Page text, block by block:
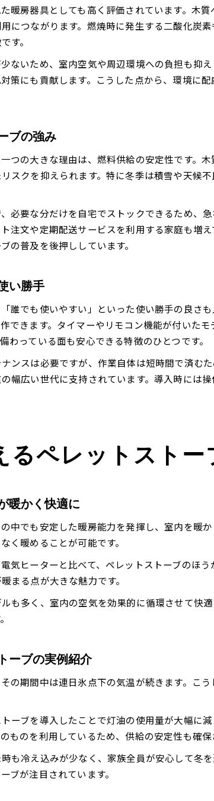
ペレットストーブと薪ストーブの
メンテナンス性で見るペレットス
ペレットストーブのランニングコ
暖房器具としても高く評価されています。木
につながります。燃焼時に発生する二酸化炭
す。
ないため、室内空気や周辺環境への負担も抑
策にも貢献します。こうした点から、環境に
ブの強み
つの大きな理由は、燃料供給の安定性です。
スクを抑えられます。特に冬季は積雪や天候
必要な分だけを自宅でストックできるため、
注文や定期配送サービスを利用する家庭も増
の普及を後押ししています。
い勝手
誰でも使いやすい」といった使い勝手の良さ
できます。タイマーやリモコン機能が付いた
っている面も安心できる特徴のひとつです。
ンスは必要ですが、作業自体は短時間で済む
幅広い世代に支持されています。導入時には
るペレットストー
暖かく快適に
中でも安定した暖房能力を発揮し、室内を暖
く暖めることが可能です。
気ヒーターと比べて、ペレットストーブのほ
まる点が大きな魅力です。
も多く、室内の空気を効果的に循環させて快
ーブの実例紹介
の期間中は連日氷点下の気温が続きます。こ
ーブを導入したことで灯油の使用量が大幅に
ものを利用しているため、供給の安定性も確保
も冷え込みが少なく、家族全員が安心して冬
ブが注目されています。
お問い合わせはこちら
お問い合わせはこちら